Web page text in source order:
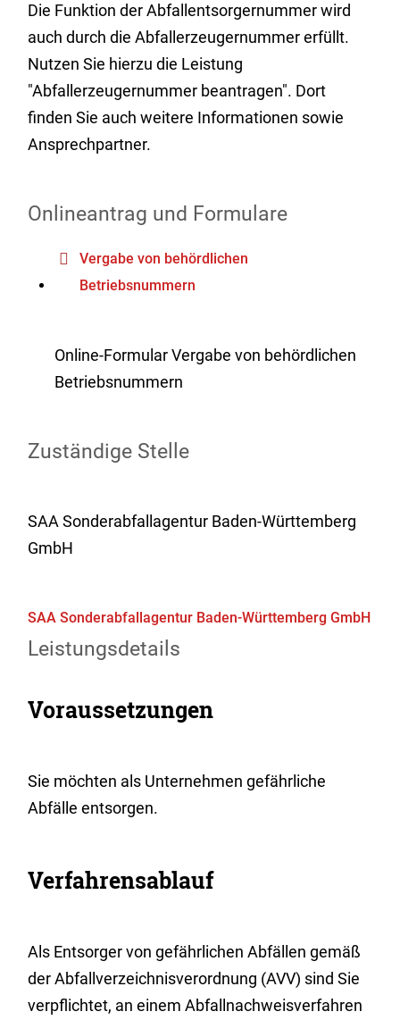
Die Funktion der Abfallentsorgernummer wird
auch durch die Abfallerzeugernummer erfüllt.
Nutzen Sie hierzu die Leistung
"Abfallerzeugernummer beantragen". Dort
finden Sie auch weitere Informationen sowie
Ansprechpartner.
Onlineantrag und Formulare
Vergabe von behördlichen
Betriebsnummern
Online-Formular Vergabe von behördlichen
Betriebsnummern
Zuständige Stelle
SAA Sonderabfallagentur Baden-Württemberg
GmbH
SAA Sonderabfallagentur Baden-Württemberg GmbH
Leistungsdetails
Voraussetzungen
Sie möchten als Unternehmen gefährliche
Abfälle entsorgen.
Verfahrensablauf
Als Entsorger von gefährlichen Abfällen gemäß
der Abfallverzeichnisverordnung (AVV) sind Sie
verpflichtet, an einem Abfallnachweisverfahren